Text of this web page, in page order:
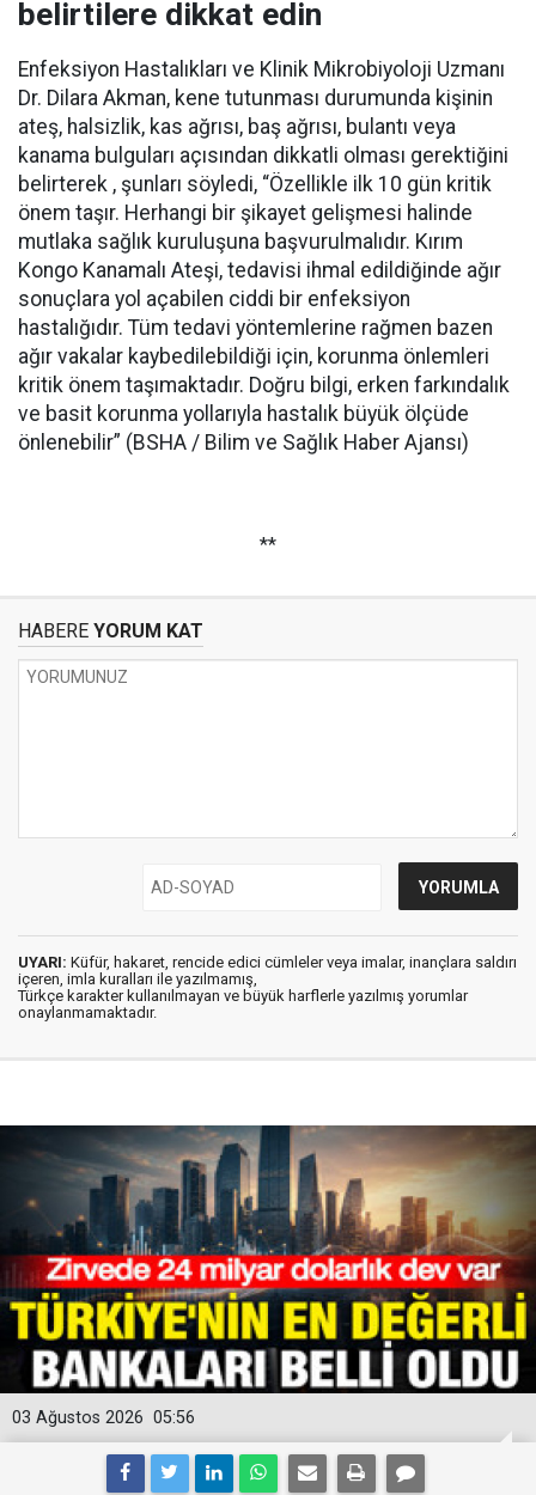
belirtilere dikkat edin
Enfeksiyon Hastalıkları ve Klinik Mikrobiyoloji Uzmanı
Dr. Dilara Akman, kene tutunması durumunda kişinin
ateş, halsizlik, kas ağrısı, baş ağrısı, bulantı veya
kanama bulguları açısından dikkatli olması gerektiğini
belirterek , şunları söyledi, “Özellikle ilk 10 gün kritik
önem taşır. Herhangi bir şikayet gelişmesi halinde
mutlaka sağlık kuruluşuna başvurulmalıdır. Kırım
Kongo Kanamalı Ateşi, tedavisi ihmal edildiğinde ağır
sonuçlara yol açabilen ciddi bir enfeksiyon
hastalığıdır. Tüm tedavi yöntemlerine rağmen bazen
ağır vakalar kaybedilebildiği için, korunma önlemleri
kritik önem taşımaktadır. Doğru bilgi, erken farkındalık
ve basit korunma yollarıyla hastalık büyük ölçüde
önlenebilir” (BSHA / Bilim ve Sağlık Haber Ajansı)
**
HABERE YORUM KAT
UYARI: Küfür, hakaret, rencide edici cümleler veya imalar, inançlara saldırı
içeren, imla kuralları ile yazılmamış,
Türkçe karakter kullanılmayan ve büyük harflerle yazılmış yorumlar
onaylanmamaktadır.
05:56
03 Ağustos 2026